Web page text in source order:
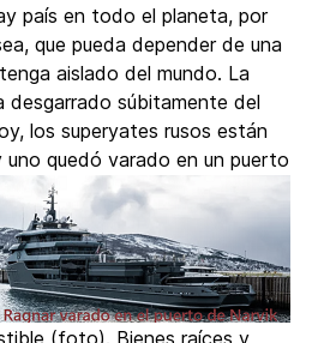
país en todo el planeta, por
que pueda depender de una
aislado del mundo. La
desgarrado súbitamente del
los superyates rusos están
uno quedó varado en un puerto
(foto). Bienes raíces y